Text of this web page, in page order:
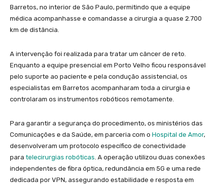
Barretos, no interior de São Paulo, permitindo que a equipe
médica acompanhasse e comandasse a cirurgia a quase 2.700
km de distância.
A intervenção foi realizada para tratar um câncer de reto.
Enquanto a equipe presencial em Porto Velho ficou responsável
pelo suporte ao paciente e pela condução assistencial, os
especialistas em Barretos acompanharam toda a cirurgia e
controlaram os instrumentos robóticos remotamente.
Para garantir a segurança do procedimento, os ministérios das
Comunicações e da Saúde, em parceria com o Hospital de Amor,
desenvolveram um protocolo específico de conectividade
para telecirurgias robóticas . A operação utilizou duas conexões
independentes de fibra óptica, redundância em 5G e uma rede
dedicada por VPN, assegurando estabilidade e resposta em